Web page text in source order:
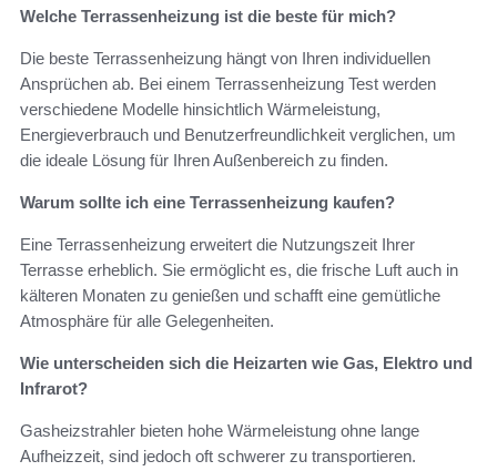
Welche Terrassenheizung ist die beste für mich?
Die beste Terrassenheizung hängt von Ihren individuellen
Ansprüchen ab. Bei einem Terrassenheizung Test werden
verschiedene Modelle hinsichtlich Wärmeleistung,
Energieverbrauch und Benutzerfreundlichkeit verglichen, um
die ideale Lösung für Ihren Außenbereich zu finden.
Warum sollte ich eine Terrassenheizung kaufen?
Eine Terrassenheizung erweitert die Nutzungszeit Ihrer
Terrasse erheblich. Sie ermöglicht es, die frische Luft auch in
kälteren Monaten zu genießen und schafft eine gemütliche
Atmosphäre für alle Gelegenheiten.
Wie unterscheiden sich die Heizarten wie Gas, Elektro und
Infrarot?
Gasheizstrahler bieten hohe Wärmeleistung ohne lange
Aufheizzeit, sind jedoch oft schwerer zu transportieren.